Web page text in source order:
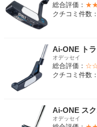
総合評価：
クチコミ件数
Ai-ONE ト
オデッセイ
総合評価：
クチコミ件数
Ai-ONE ス
オデッセイ